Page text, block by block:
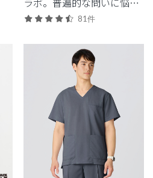
み、挑み続けるBJの信念を
81件